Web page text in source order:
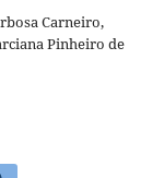
Carneiro,
Pinheiro de